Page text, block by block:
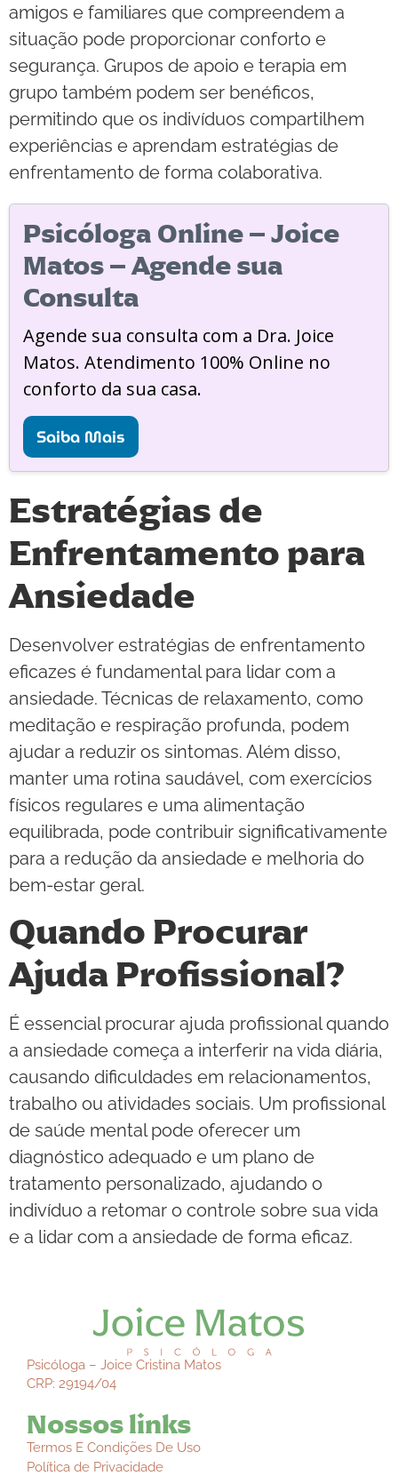
amigos e familiares que compreendem a
situação pode proporcionar conforto e
segurança. Grupos de apoio e terapia em
grupo também podem ser benéficos,
permitindo que os indivíduos compartilhem
experiências e aprendam estratégias de
enfrentamento de forma colaborativa.
Psicóloga Online – Joice
Matos – Agende sua
Consulta
Agende sua consulta com a Dra. Joice
Matos. Atendimento 100% Online no
conforto da sua casa.
Saiba Mais
Estratégias de
Enfrentamento para
Ansiedade
Desenvolver estratégias de enfrentamento
eficazes é fundamental para lidar com a
ansiedade. Técnicas de relaxamento, como
meditação e respiração profunda, podem
ajudar a reduzir os sintomas. Além disso,
manter uma rotina saudável, com exercícios
físicos regulares e uma alimentação
equilibrada, pode contribuir significativamente
para a redução da ansiedade e melhoria do
bem-estar geral.
Quando Procurar
Ajuda Profissional?
É essencial procurar ajuda profissional quando
a ansiedade começa a interferir na vida diária,
causando dificuldades em relacionamentos,
trabalho ou atividades sociais. Um profissional
de saúde mental pode oferecer um
diagnóstico adequado e um plano de
tratamento personalizado, ajudando o
indivíduo a retomar o controle sobre sua vida
e a lidar com a ansiedade de forma eficaz.
Psicóloga – Joice Cristina Matos
CRP: 29194/04
Nossos links
Termos E Condições De Uso
Política de Privacidade